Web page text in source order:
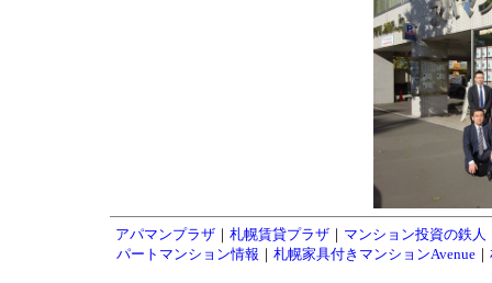
アパマンプラザ ｜ 札幌賃貸プラザ ｜ マンション投資の鉄人
パートマンション情報 ｜ 札幌家具付きマンションAvenue｜